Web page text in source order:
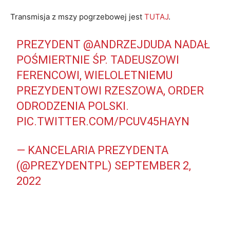
Transmisja z mszy pogrzebowej jest TUTAJ.
PREZYDENT @ANDRZEJDUDA NADAŁ
POŚMIERTNIE ŚP. TADEUSZOWI
FERENCOWI, WIELOLETNIEMU
PREZYDENTOWI RZESZOWA, ORDER
ODRODZENIA POLSKI.
PIC.TWITTER.COM/PCUV45HAYN
— KANCELARIA PREZYDENTA
(@PREZYDENTPL) SEPTEMBER 2,
2022